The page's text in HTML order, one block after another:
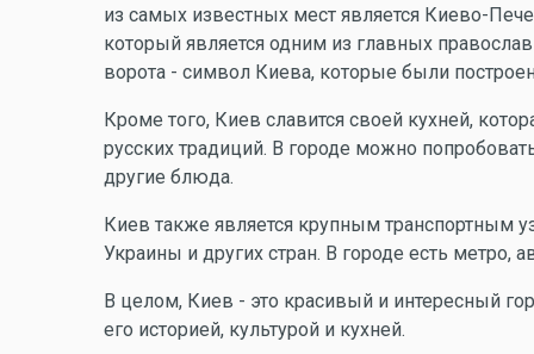
из самых известных мест является Киево-
который является одним из главных
ворота - символ Киева, которые были
Кроме того, Киев славится своей кухней,
русских традиций. В городе можно
другие блюда.
Киев также является крупным транспортным
Украины и других стран. В городе есть метро,
В целом, Киев - это красивый и интересный
его историей, культурой и кухней.